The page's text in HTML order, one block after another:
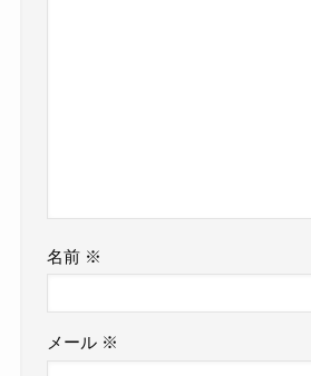
名前 ※
メール ※